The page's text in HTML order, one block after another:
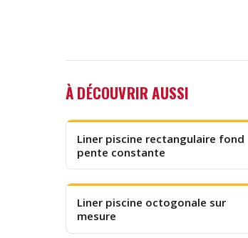
À DÉCOUVRIR AUSSI
Liner piscine rectangulaire fond
pente constante
Liner piscine octogonale sur
mesure